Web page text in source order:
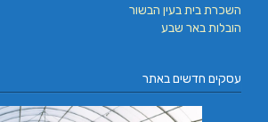
השכרת בית בעין הבשור
הובלות באר שבע
עסקים חדשים באתר